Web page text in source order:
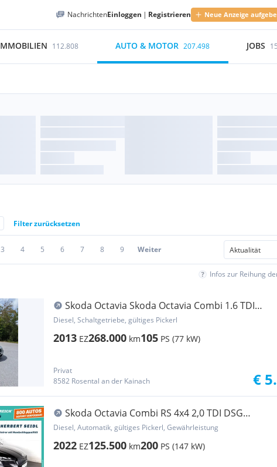
NachrichtenEinloggen | Registrieren Neue Anzeige
112.808 AUTO & MOTOR 207.498 JOBS
Filter zurücksetzen
3 4 5 6 7 8 9 Weiter
Infos zur Reihung
Skoda Octavia Skoda Octavia Combi 1.6 TDI
(AHK, Sitzheizung, Tem
Diesel, Schaltgetriebe, gültiges Pickerl
2013 EZ268.000 km105 PS (77 kW)
Privat
8582 Rosental an der Kainach
€
Skoda Octavia Combi RS 4x4 2,0 TDI DSG
*MATRIX-LED / ...
Diesel, Automatik, gültiges Pickerl, Gewährleistung
2022 EZ125.500 km200 PS (147 kW)